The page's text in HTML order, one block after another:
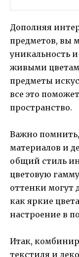
Дополняя
предметов, вы
уникальность
живыми
предметы
все это
пространство.
Важно
материалов и
общий стиль
цветовую
оттенки могут
как яркие
настроение в
Итак,
текстиля и